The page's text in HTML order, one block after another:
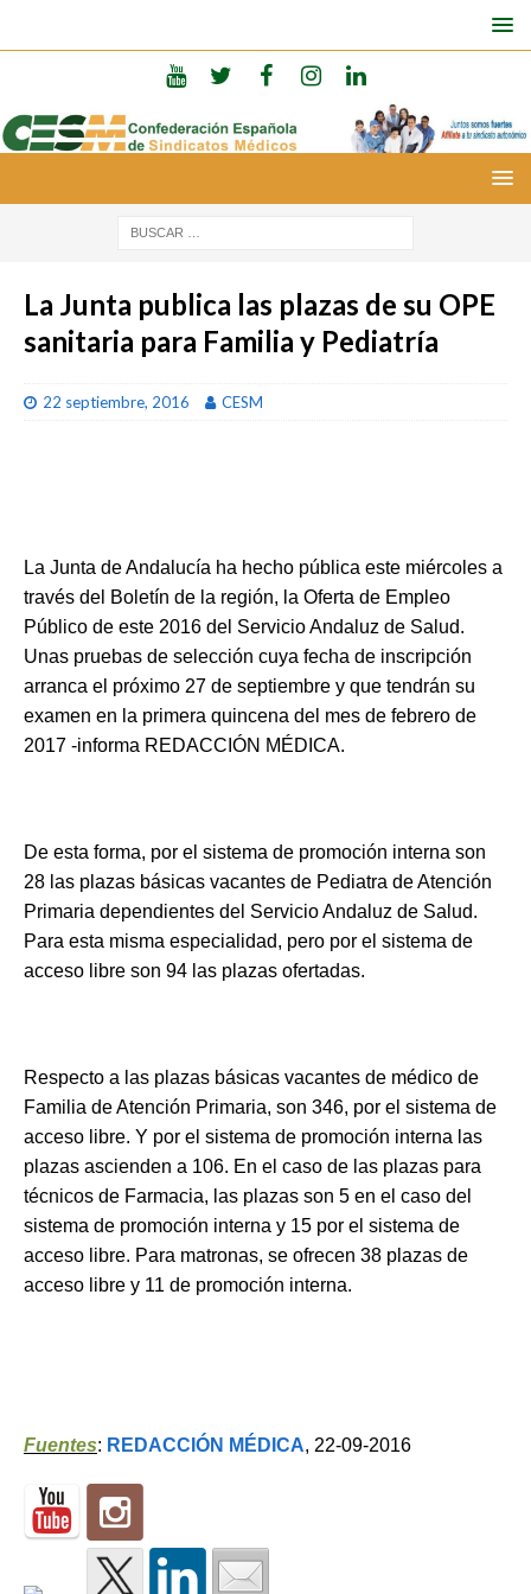
La Junta publica las plazas de su OPE
sanitaria para Familia y Pediatría
22 septiembre, 2016 CESM
La Junta de Andalucía ha hecho pública este miércoles a
través del Boletín de la región, la Oferta de Empleo
Público de este 2016 del Servicio Andaluz de Salud.
Unas pruebas de selección cuya fecha de inscripción
arranca el próximo 27 de septiembre y que tendrán su
examen en la primera quincena del mes de febrero de
2017 -informa REDACCIÓN MÉDICA.
De esta forma, por el sistema de promoción interna son
28 las plazas básicas vacantes de Pediatra de Atención
Primaria dependientes del Servicio Andaluz de Salud.
Para esta misma especialidad, pero por el sistema de
acceso libre son 94 las plazas ofertadas.
Respecto a las plazas básicas vacantes de médico de
Familia de Atención Primaria, son 346, por el sistema de
acceso libre. Y por el sistema de promoción interna las
plazas ascienden a 106. En el caso de las plazas para
técnicos de Farmacia, las plazas son 5 en el caso del
sistema de promoción interna y 15 por el sistema de
acceso libre. Para matronas, se ofrecen 38 plazas de
acceso libre y 11 de promoción interna.
Fuentes: REDACCIÓN MÉDICA, 22-09-2016